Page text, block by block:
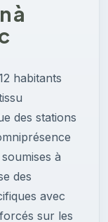
à
habitants
des stations
à
des
avec
sur les